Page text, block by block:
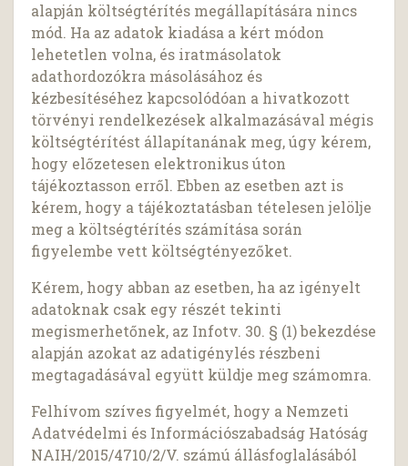
alapján költségtérítés megállapítására nincs
mód. Ha az adatok kiadása a kért módon
lehetetlen volna, és iratmásolatok
adathordozókra másolásához és
kézbesítéséhez kapcsolódóan a hivatkozott
törvényi rendelkezések alkalmazásával mégis
költségtérítést állapítanának meg, úgy kérem,
hogy előzetesen elektronikus úton
tájékoztasson erről. Ebben az esetben azt is
kérem, hogy a tájékoztatásban tételesen jelölje
meg a költségtérítés számítása során
figyelembe vett költségtényezőket.
Kérem, hogy abban az esetben, ha az igényelt
adatoknak csak egy részét tekinti
megismerhetőnek, az Infotv. 30. § (1) bekezdése
alapján azokat az adatigénylés részbeni
megtagadásával együtt küldje meg számomra.
Felhívom szíves figyelmét, hogy a Nemzeti
Adatvédelmi és Információszabadság Hatóság
NAIH/2015/4710/2/V. számú állásfoglalásából